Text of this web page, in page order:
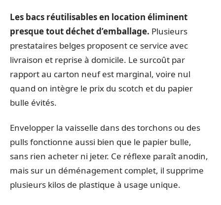
Les bacs réutilisables en location éliminent
presque tout déchet d’emballage. Plusieurs
prestataires belges proposent ce service avec
livraison et reprise à domicile. Le surcoût par
rapport au carton neuf est marginal, voire nul
quand on intègre le prix du scotch et du papier
bulle évités.
Envelopper la vaisselle dans des torchons ou des
pulls fonctionne aussi bien que le papier bulle,
sans rien acheter ni jeter. Ce réflexe paraît anodin,
mais sur un déménagement complet, il supprime
plusieurs kilos de plastique à usage unique.